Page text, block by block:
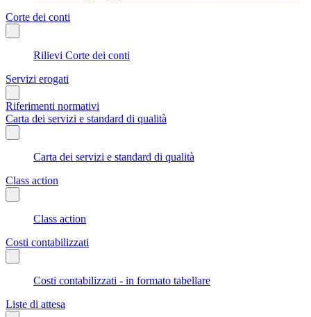
Corte dei conti
Rilievi Corte dei conti
Servizi erogati
Riferimenti normativi
Carta dei servizi e standard di qualità
Carta dei servizi e standard di qualità
Class action
Class action
Costi contabilizzati
Costi contabilizzati - in formato tabellare
Liste di attesa